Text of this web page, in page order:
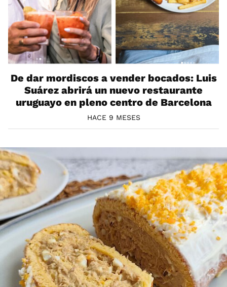
De dar mordiscos a vender bocados: Luis
Suárez abrirá un nuevo restaurante
uruguayo en pleno centro de Barcelona
HACE 9 MESES